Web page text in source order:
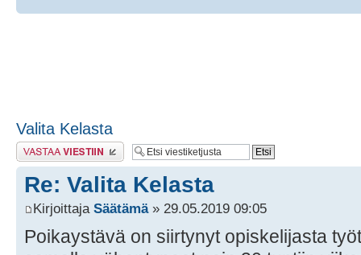
Valita Kelasta
Lähetä vastaus
Re: Valita Kelasta
Kirjoittaja Säätämä» 29.05.2019 09:05
Poikaystävä on siirtynyt opiskelijasta